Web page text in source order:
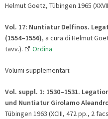
Helmut Goetz, Tübingen 1965
Vol. 17: Nuntiatur Delfinos.
(1554–1556), a cura di Helmut
tavv.).
Ordina
Volumi supplementari:
Vol. suppl. 1: 1530–1531.
und Nuntiatur Girolamo
Tübingen 1963 (XCIII, 472 pp., 2